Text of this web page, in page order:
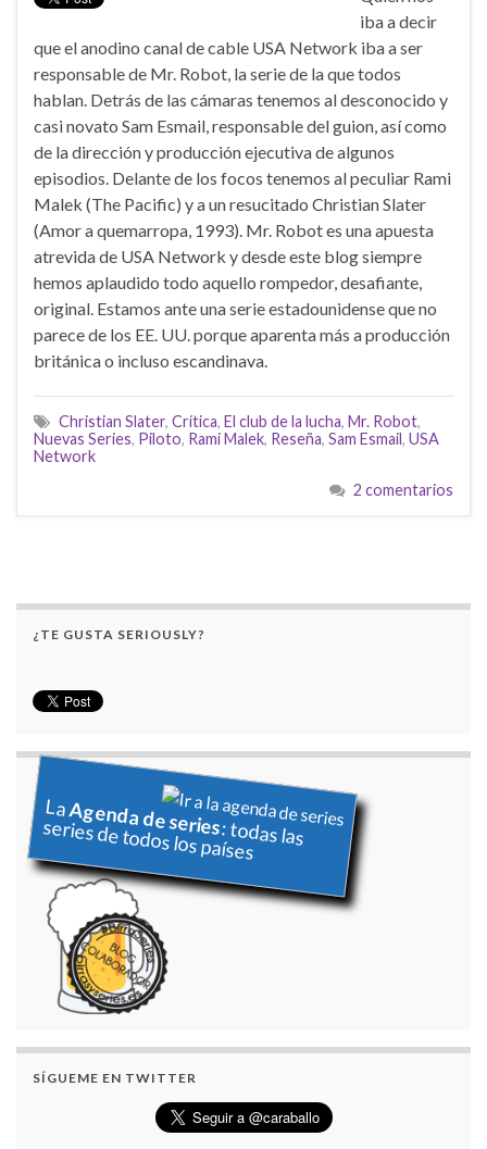
iba a decir
que el anodino canal de cable USA Network iba a ser
responsable de Mr. Robot, la serie de la que todos
hablan. Detrás de las cámaras tenemos al desconocido y
casi novato Sam Esmail, responsable del guion, así como
de la dirección y producción ejecutiva de algunos
episodios. Delante de los focos tenemos al peculiar Rami
Malek (The Pacific) y a un resucitado Christian Slater
(Amor a quemarropa, 1993). Mr. Robot es una apuesta
atrevida de USA Network y desde este blog siempre
hemos aplaudido todo aquello rompedor, desafiante,
original. Estamos ante una serie estadounidense que no
parece de los EE. UU. porque aparenta más a producción
británica o incluso escandinava.
Christian Slater, Crítica, El club de la lucha, Mr. Robot,
Nuevas Series, Piloto, Rami Malek, Reseña, Sam Esmail, USA
Network
2 comentarios
¿TE GUSTA SERIOUSLY?
LaAgenda de series: todas las
series de todos los países
SÍGUEME EN TWITTER